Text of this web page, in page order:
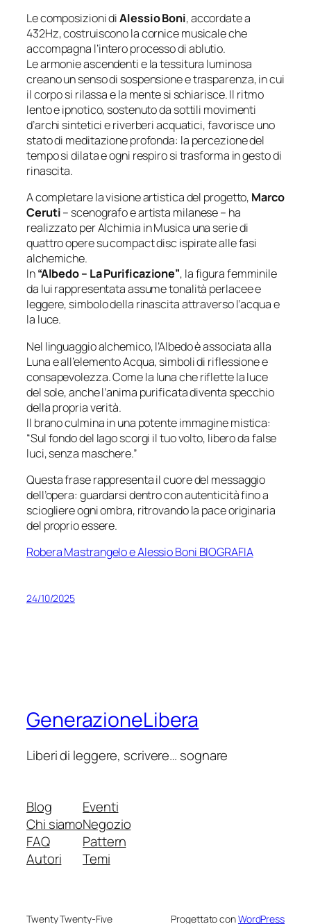
Le composizioni diAlessio Boni, accordate a
432Hz, costruiscono la cornice musicale che
accompagna l’intero processo diablutio.
Le armonie ascendenti e la tessitura luminosa
creano un senso di sospensione e trasparenza, in cui
il corpo si rilassa e la mente si schiarisce. Il ritmo
lento e ipnotico, sostenuto da sottili movimenti
d’archi sintetici e riverberi acquatici, favorisce uno
stato di meditazione profonda: la percezione del
tempo si dilata e ogni respiro si trasforma in gesto di
rinascita.
A completare la visione artistica del progetto, Marco
Ceruti– scenografo e artista milanese – ha
realizzato perAlchimia in Musica una serie di
quattro opere su compact disc ispirate alle fasi
alchemiche.
In“Albedo – La Purificazione”, la figura femminile
da lui rappresentata assume tonalità perlacee e
leggere, simbolo della rinascita attraverso l’acqua e
la luce.
Nel linguaggio alchemico, l’Albedo è associata alla
Luna e all’elemento Acqua, simboli di riflessione e
consapevolezza. Come la luna che riflette la luce
del sole, anche l’anima purificata diventa specchio
della propria verità.
Il brano culmina in una potente immagine mistica:
“Sul fondo del lago scorgi il tuo volto, libero da false
luci, senza maschere.”
Questa frase rappresenta il cuore del messaggio
dell’opera: guardarsi dentro con autenticità fino a
sciogliere ogni ombra, ritrovando la pace originaria
del proprio essere.
Robera Mastrangelo e Alessio Boni BIOGRAFIA
24/10/2025
GenerazioneLibera
Liberi di leggere, scrivere… sognare
Blog
Chi siamo
FAQ
Autori
Eventi
Negozio
Pattern
Temi
Twenty Twenty-Five Progettato conWordPress